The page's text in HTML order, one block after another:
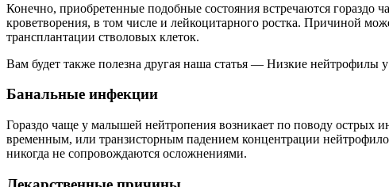
Конечно, приобретенные подобные состояния встречаются
кроветворения, в том числе и лейкоцитарного ростка. Причиной
трансплантации стволовых клеток.
Вам будет также полезна другая наша статья — Низкие нейтрофилы у
Банальные инфекции
Гораздо чаще у малышей нейтропения возникает по поводу острых
временным, или транзисторным падением концентрации
никогда не сопровождаются осложнениями.